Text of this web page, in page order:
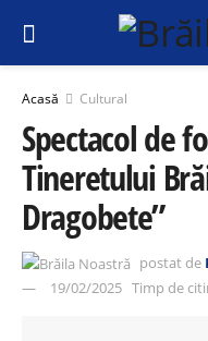
Acasă Cultural
Spectacol de
Tineretului
Dragobete”
postat de
19/02/2025 Timp de